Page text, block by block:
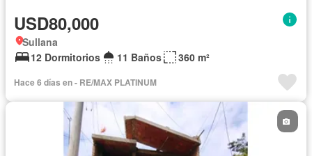
USD80,000
Sullana
12 Dormitorios
11 Baños 360 m²
Hace 6 días en - RE/MAX PLATINUM